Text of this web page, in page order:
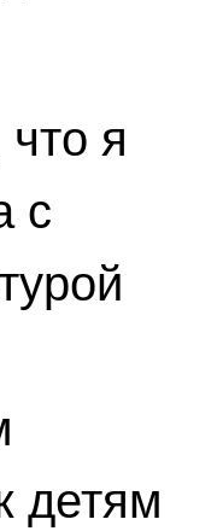
я
с
детям